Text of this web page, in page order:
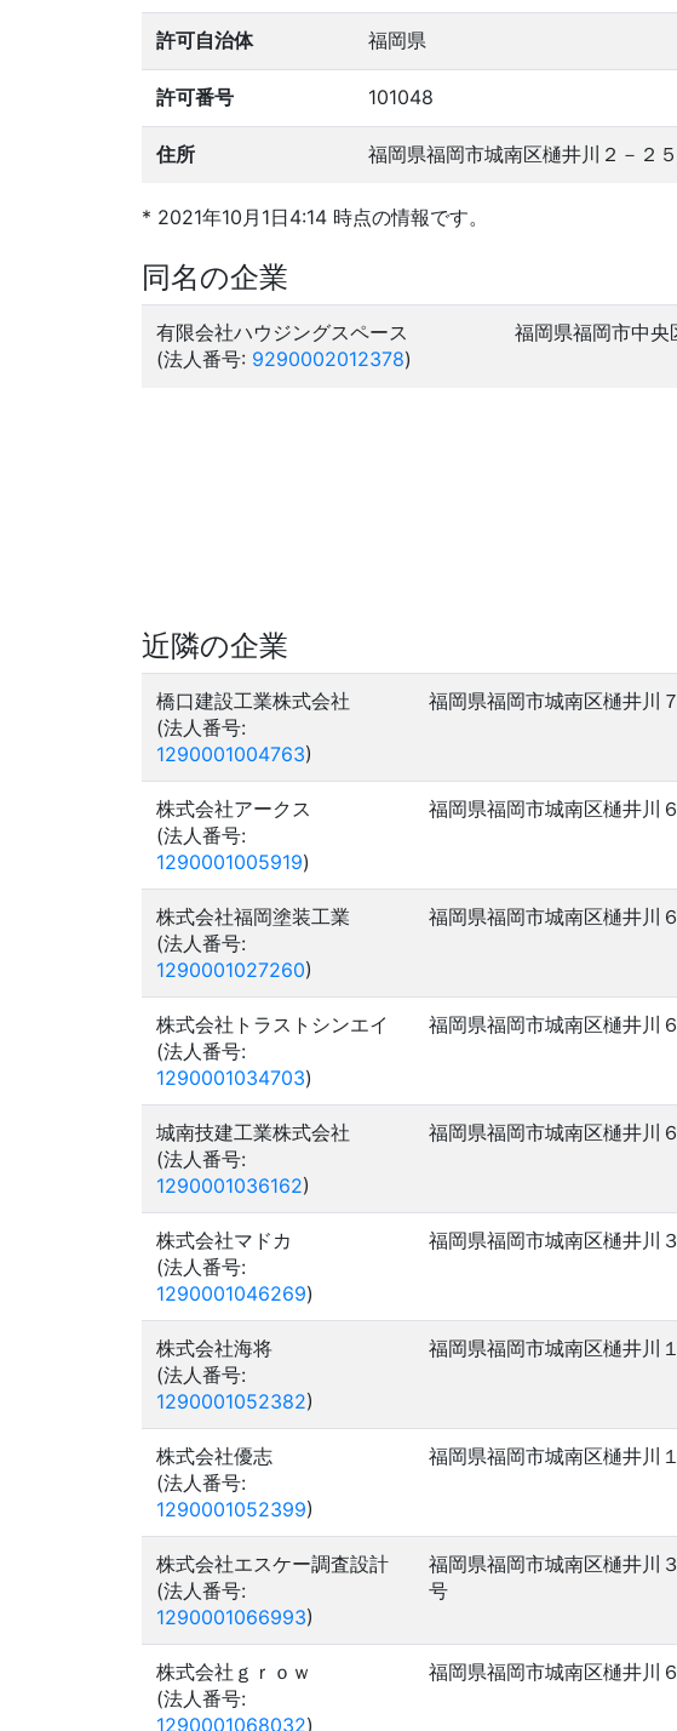
許可自治体 福岡県
許可番号 101048
住所 福岡県福岡市城南区樋井川２－２
* 2021年10月1日4:14 時点の情報です。
同名の企業
有限会社ハウジングスペース
(法人番号: 9290002012378)
福岡県福岡市中
近隣の企業
橋口建設工業株式会社
(法人番号:
1290001004763)
福岡県福岡市城南区樋井川
株式会社アークス
(法人番号:
1290001005919)
福岡県福岡市城南区樋井川
株式会社福岡塗装工業
(法人番号:
1290001027260)
福岡県福岡市城南区樋井川
株式会社トラストシンエイ
(法人番号:
1290001034703)
福岡県福岡市城南区樋井川
城南技建工業株式会社
(法人番号:
1290001036162)
福岡県福岡市城南区樋井川
株式会社マドカ
(法人番号:
1290001046269)
福岡県福岡市城南区樋井川
株式会社海将
(法人番号:
1290001052382)
福岡県福岡市城南区樋井川
株式会社優志
(法人番号:
1290001052399)
福岡県福岡市城南区樋井川
株式会社エスケー調査設計
(法人番号:
1290001066993)
福岡県福岡市城南区樋井川
号
株式会社ｇｒｏｗ
(法人番号:
1290001068032)
福岡県福岡市城南区樋井川